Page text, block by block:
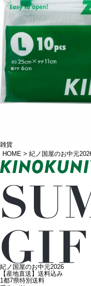
雑貨
HOME
紀ノ国屋のお中元
紀ノ国屋のお中元2026
【産地直送】送料込み
1都7県特別送料